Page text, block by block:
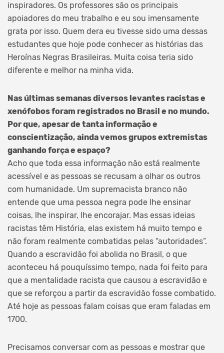
inspiradores. Os professores são os principais
apoiadores do meu trabalho e eu sou imensamente
grata por isso. Quem dera eu tivesse sido uma dessas
estudantes que hoje pode conhecer as histórias das
Heroínas Negras Brasileiras. Muita coisa teria sido
diferente e melhor na minha vida.
Nas últimas semanas diversos levantes racistas e
xenófobos foram registrados no Brasil e no mundo.
Por que, apesar de tanta informação e
conscientização, ainda vemos grupos extremistas
ganhando força e espaço?
Acho que toda essa informação não está realmente
acessível e as pessoas se recusam a olhar os outros
com humanidade. Um supremacista branco não
entende que uma pessoa negra pode lhe ensinar
coisas, lhe inspirar, lhe encorajar. Mas essas ideias
racistas têm História, elas existem há muito tempo e
não foram realmente combatidas pelas “autoridades”.
Quando a escravidão foi abolida no Brasil, o que
aconteceu há pouquíssimo tempo, nada foi feito para
que a mentalidade racista que causou a escravidão e
que se reforçou a partir da escravidão fosse combatido.
Até hoje as pessoas falam coisas que eram faladas em
1700.
Precisamos conversar com as pessoas e mostrar que